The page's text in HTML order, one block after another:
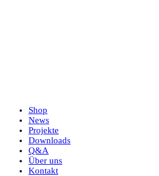
Shop
News
Projekte
Downloads
Q&A
Über uns
Kontakt